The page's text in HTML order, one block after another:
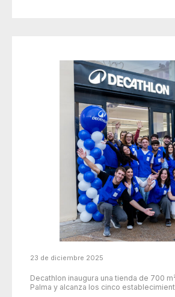
23 de diciembre 2025
Decathlon inaugura una tienda de 700
Palma y alcanza los cinco